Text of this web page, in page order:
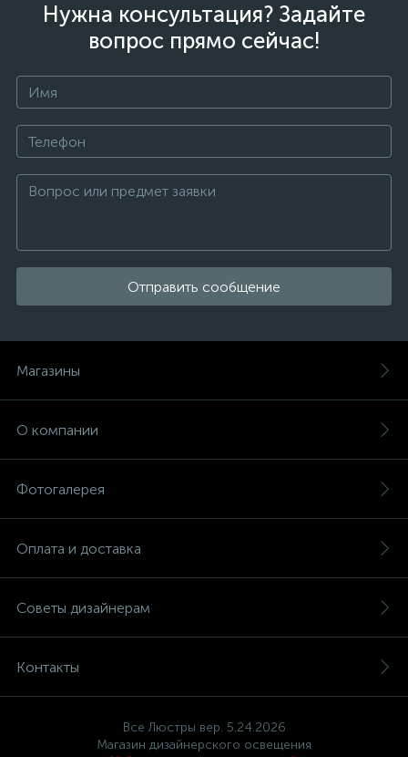
Нужна консультация? Задайте
вопрос прямо сейчас!
Отправить сообщение
Магазины
О компании
Фотогалерея
Оплата и доставка
Советы дизайнерам
Контакты
Все Люстры вер. 5.24.2026
Магазин дизайнерского освещения